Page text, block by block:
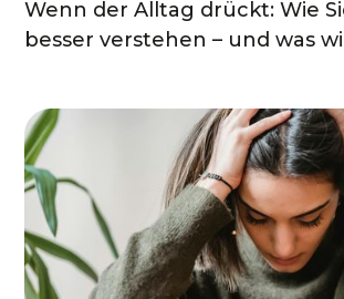
Wenn der Alltag drückt: Wie
besser verstehen – und was